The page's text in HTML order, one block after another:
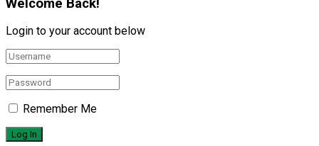
Welcome Back!
Login to your account below
Remember Me